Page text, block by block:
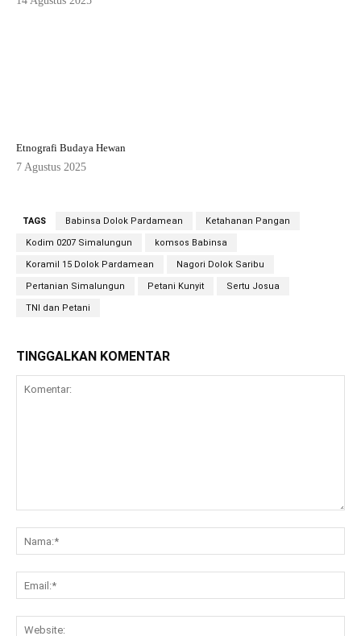
Etnografi Budaya Hewan
7 Agustus 2025
TAGS Babinsa Dolok Pardamean Ketahanan Pangan
Kodim 0207 Simalungun komsos Babinsa
Koramil 15 Dolok Pardamean Nagori Dolok Saribu
Pertanian Simalungun Petani Kunyit Sertu Josua
TNI dan Petani
TINGGALKAN KOMENTAR